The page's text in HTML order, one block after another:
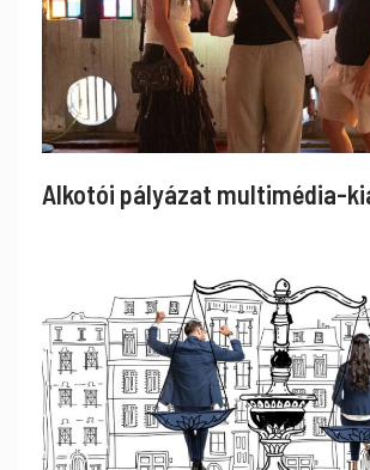
Alkotói pályázat multimédia-